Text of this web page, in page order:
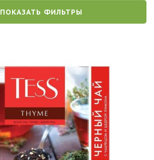
ПОКАЗАТЬ ФИЛЬТРЫ